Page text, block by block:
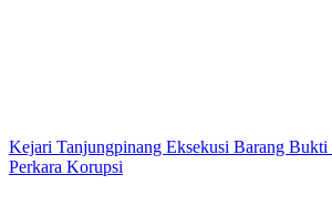
Kejari Tanjungpinang Eksekusi Barang
Perkara Korupsi